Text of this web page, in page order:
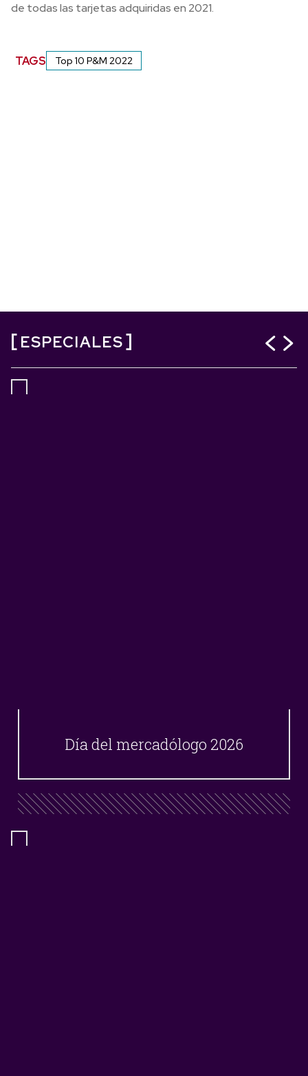
de todas las tarjetas adquiridas en 2021.
TAGS Top 10 P&M 2022
ESPECIALES
Día del mercadólogo 2026